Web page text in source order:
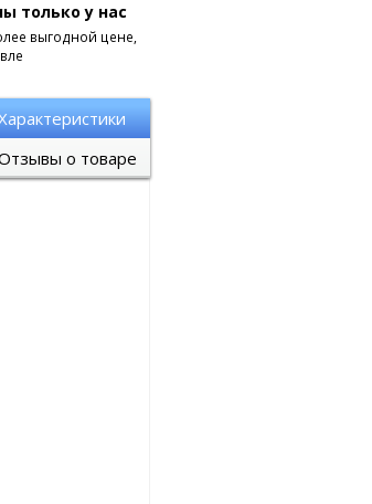
только у нас
выгодной цене,
о товаре